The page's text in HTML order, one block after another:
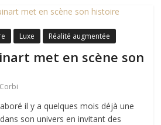
Luxe Réalité augmentée
met en scène son
il y a quelques mois déjà une
son univers en invitant des